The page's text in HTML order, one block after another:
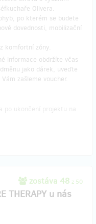
Olivera.
po kterém se budete
dovednosti, mobilizační
komfortní zóny.
informace obdržíte včas
jako dárek, uveďte
zašleme voucher.
zostáva 48 z 50
THERAPY u nás